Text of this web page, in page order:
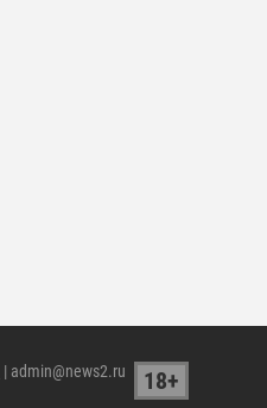
| admin@news2.ru 18+